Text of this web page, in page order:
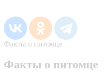
Факты о питомце
Факты о питомце